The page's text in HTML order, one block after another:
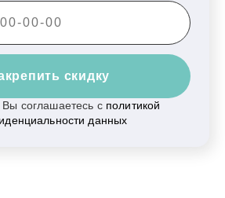
скидку
соглашаетесь с политикой
данных